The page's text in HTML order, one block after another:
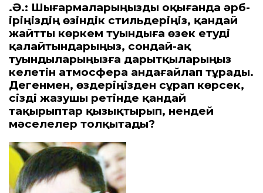
Қ.Ә.: Шығармаларыңызды оқығанда әр­­б­­
іріңіз­­дің өзіндік стильдеріңіз, қандай
жайтты көр­­­кем туындыға өзек етуді
қалайтындарыңыз, сондай-ақ
туындыларыңызға дарытқыларыңыз
келетін атмосфера андағайлап тұрады.
Дегенмен, өздеріңізден сұрап көрсек,
сізді жазушы ретінде қандай
тақырыптар қызықтырып, нендей
мәселелер толқытады?